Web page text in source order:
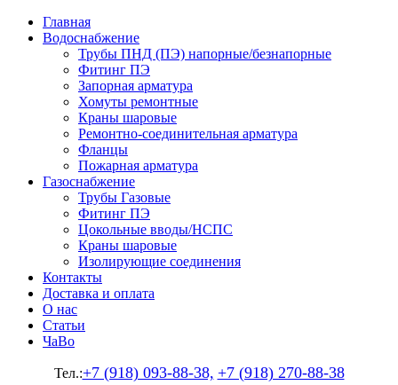
Главная
Водоснабжение
Трубы ПНД (ПЭ) напорные/безнапорные
Фитинг ПЭ
Запорная арматура
Хомуты ремонтные
Краны шаровые
Ремонтно-соединительная арматура
Фланцы
Пожарная арматура
Газоснабжение
Трубы Газовые
Фитинг ПЭ
Цокольные вводы/НСПС
Краны шаровые
Изолирующие соединения
Контакты
Доставка и оплата
О нас
Статьи
ЧаВо
Тел.:+7 (918) 093-88-38, +7 (918) 270-88-38